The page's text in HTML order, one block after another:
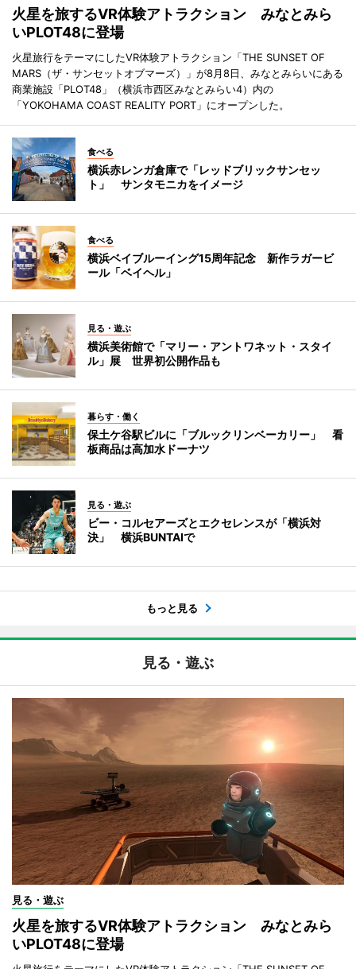
火星を旅するVR体験アトラクション みなとみら
いPLOT48に登場
火星旅行をテーマにしたVR体験アトラクション「THE SUNSET OF
MARS（ザ・サンセットオブマーズ）」が8月8日、みなとみらいにある
商業施設「PLOT48」（横浜市西区みなとみらい4）内の
「YOKOHAMA COAST REALITY PORT」にオープンした。
食べる
横浜赤レンガ倉庫で「レッドブリックサンセッ
ト」 サンタモニカをイメージ
食べる
横浜ベイブルーイング15周年記念 新作ラガービ
ール「ベイヘル」
見る・遊ぶ
横浜美術館で「マリー・アントワネット・スタイ
ル」展 世界初公開作品も
暮らす・働く
保土ケ谷駅ビルに「ブルックリンベーカリー」 看
板商品は高加水ドーナツ
見る・遊ぶ
ビー・コルセアーズとエクセレンスが「横浜対
決」 横浜BUNTAIで
もっと見る
見る・遊ぶ
見る・遊ぶ
火星を旅するVR体験アトラクション みなとみら
いPLOT48に登場